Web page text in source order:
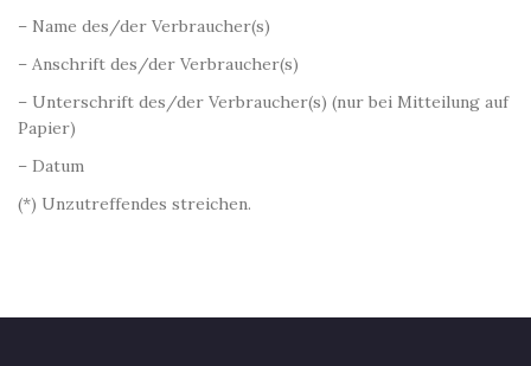
– Name des/der Verbraucher(s)
– Anschrift des/der Verbraucher(s)
– Unterschrift des/der Verbraucher(s) (nur bei Mitteilung auf
Papier)
– Datum
(*) Unzutreffendes streichen.